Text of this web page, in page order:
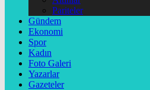
Pariteler
Gündem
Ekonomi
Spor
Kadın
Foto Galeri
Yazarlar
Gazeteler